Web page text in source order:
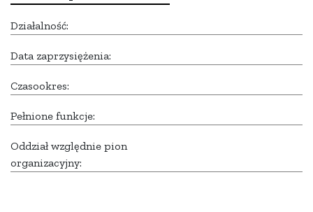
Działalność:
Data zaprzysiężenia:
Czasookres:
Pełnione funkcje:
Oddział względnie pion
organizacyjny: